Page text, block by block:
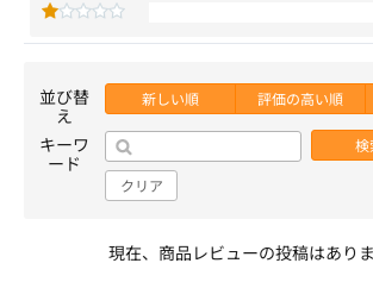
並び替
え
新しい順 評価の高い順
キーワ
ード
検
クリア
現在、商品レビューの投稿はありま